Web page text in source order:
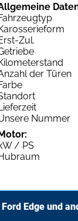
Zul.
der Türen
Nummer
/ PS
Edge und